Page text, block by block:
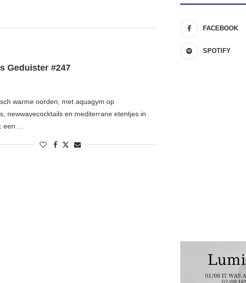
Geduister #247
warme oorden, met aquagym op
newwavecocktails en mediterrane etentjes in
een …
FACEBOOK
SPOTIFY